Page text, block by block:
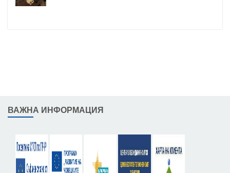
ВАЖНА ИНФОРМАЦИЯ